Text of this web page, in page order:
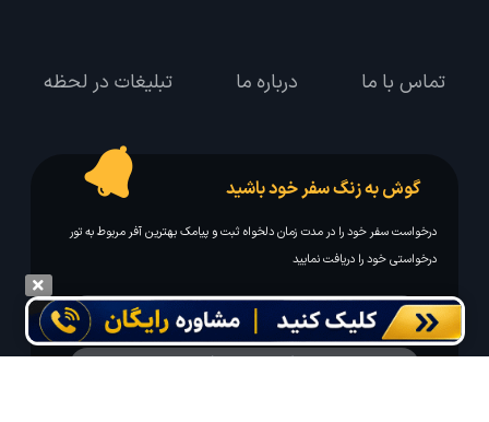
تماس با ما درباره ما تبلیغات در لحظه
گوش به زنگ سفر خود باشید
درخواست سفر خود را در مدت زمان دلخواه ثبت و پیامک بهترین آفر مربوط به تور
درخواستی خود را دریافت نمایید